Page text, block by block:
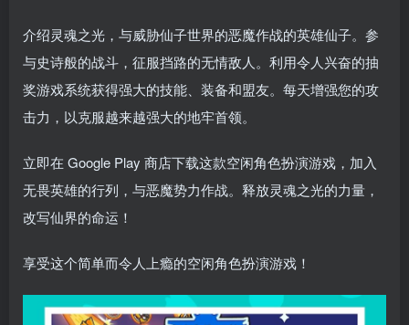
介绍灵魂之光，与威胁仙子世界的恶魔作战的英雄仙子。参
与史诗般的战斗，征服挡路的无情敌人。利用令人兴奋的抽
奖游戏系统获得强大的技能、装备和盟友。每天增强您的攻
击力，以克服越来越强大的地牢首领。
立即在 Google Play 商店下载这款空闲角色扮演游戏，加入
无畏英雄的行列，与恶魔势力作战。释放灵魂之光的力量，
改写仙界的命运！
享受这个简单而令人上瘾的空闲角色扮演游戏！